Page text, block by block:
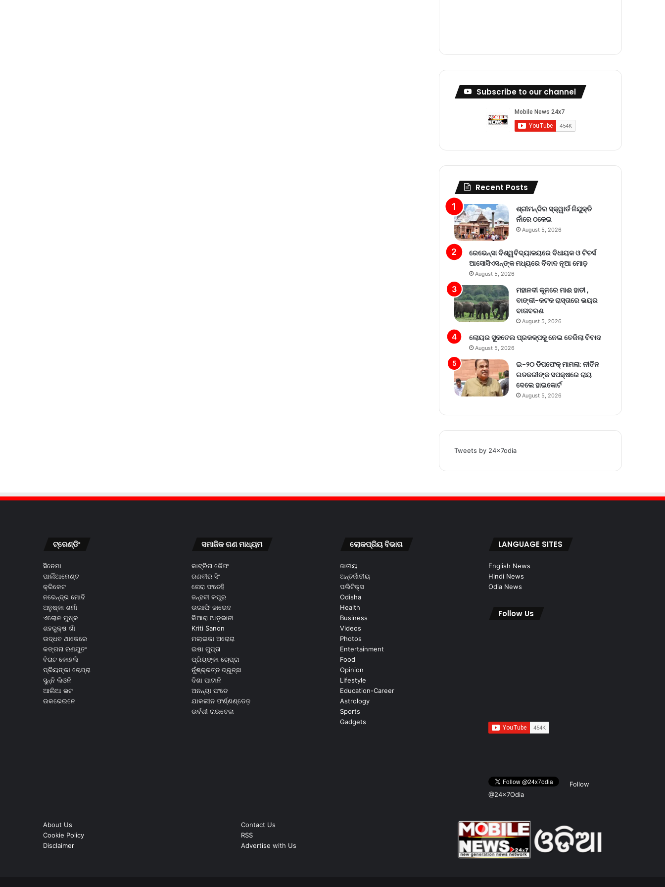
Subscribe to our channel
Recent Posts
ଶ୍ରୀମନ୍ଦିର ସ୍କ୍ୱାର୍ଡ ନିଯୁକ୍ତି
ନାଁରେ ଠକେଇ
August 5, 2026
ରେଭେନ୍ସା ବିଶ୍ୱବିଦ୍ୟାଳୟରେ ବିଧାୟକ ଓ ଟିଚର୍ସ
ଆସୋସିଏସନ୍‌ଙ୍କ ମଧ୍ୟରେ ବିବାଦ ନୂଆ ମୋଡ଼
August 5, 2026
ମହାନଦୀ କୂଳରେ ମାଈ ହାତୀ ,
ବାଙ୍କୀ-କଟକ ରାସ୍ତାରେ ଭୟର
ବାତାବରଣ
August 5, 2026
ଲୋୟର ସୁକତେଲ ପ୍ରକଳ୍ପକୁ ନେଇ ତେଜିଲା ବିବାଦ
August 5, 2026
ଇ-୨୦ ଡିପଫେକ୍ ମାମଲା: ନୀତିନ
ଗଡକରୀଙ୍କ ସପକ୍ଷରେ ରାୟ
ଦେଲେ ହାଇକୋର୍ଟ
August 5, 2026
Tweets by 24x7odia
ଟ୍ରେଣ୍ଡିଂ
ସିନେମା
ପାର୍ଲିଆମେଣ୍ଟ
କ୍ରିକେଟ
ନରେନ୍ଦ୍ର ମୋଦି
ଅନୁଷ୍କା ଶର୍ମା
ଏଲୋନ ମୁଷ୍କ
ଶହରୁକ୍ଷ ଖାଁ
ଉଦ୍ଧବ ଥାକେରେ
କଙ୍ଗନା ରଣୟୁତଂ
ବିରାଟ କୋହଲି
ପ୍ରିୟଙ୍କା ଚୋପ୍ରା
ସୁନ୍ନି ଲିଓନି
ଆଲିଆ ଭଟ
ଉକରେଇନେ
ସମାଜିକ ଗଣ ମାଧ୍ୟମ
କାଟ୍ରିନା କୈଫ
ରଣବୀର ସିଂ
ନୋରା ଫତେହି
ଜନ୍ହବୀ କପୂର
ଉରଃଫି ଜାଭେଦ
କିଆରା ଆଡ଼ଭାନୀ
Kriti Sanon
ମଲାଇକା ଅରୋରା
ଇଷା ଗୁପ୍ତା
ପ୍ରିୟଙ୍କା ଚୋପ୍ରା
ନୁଁଶ୍ର୍ରତ୍ତ ଭ୍ରୁଚ୍ଛା
ଦିଶା ପାଟାନି
ଅନନ୍ୟା ପଂଡେ
ଯାକଲୀନ ଫର୍ଣ୍ଣଣ୍ଡେଜ଼
ଉର୍ବଶୀ ରାଉତେଲା
ଲୋକପ୍ରିୟ ବିଭାଗ
ଜାତୀୟ
ଅନ୍ତର୍ଜାତୀୟ
ପଲିଟିକ୍ସ
Odisha
Health
Business
Videos
Photos
Entertainment
Food
Opinion
Lifestyle
Education-Career
Astrology
Sports
Gadgets
LANGUAGE SITES
English News
Hindi News
Odia News
Follow Us
Follow
@24x7Odia
About Us
Cookie Policy
Disclaimer
Contact Us
RSS
Advertise with Us